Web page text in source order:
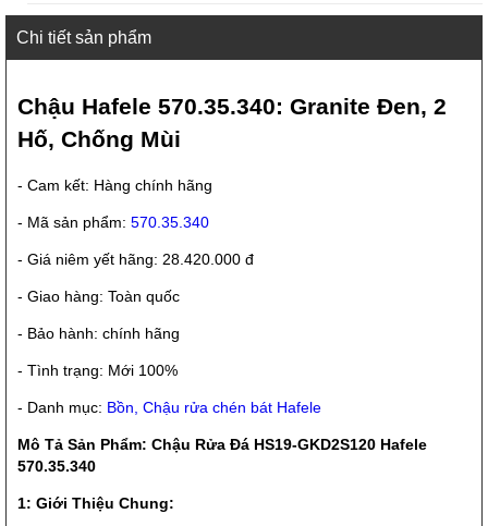
Chi tiết sản phẩm
Chậu Hafele 570.35.340: Granite Đen, 2
Hố, Chống Mùi
- Cam kết: Hàng chính hãng
- Mã sản phẩm: 570.35.340
- Giá niêm yết hãng: 28.420.000 đ
- Giao hàng: Toàn quốc
- Bảo hành: chính hãng
- Tình trạng: Mới 100%
- Danh mục: Bồn, Chậu rửa chén bát Hafele
Mô Tả Sản Phẩm: Chậu Rửa Đá HS19-GKD2S120 Hafele
570.35.340
1: Giới Thiệu Chung: